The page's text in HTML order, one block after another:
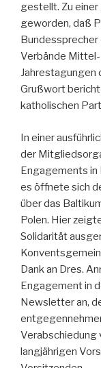
gestellt. Zu
geworden, daß
Verbände Mittel-
Jahrestagungen
Grußwort
katholischen
In einer
der
Engagements in
es öffnete sich
über das
Polen. Hier
Solidarität
Dank an Dres.
Engagement in
Newsletter an,
Verabschiedung
langjährigen